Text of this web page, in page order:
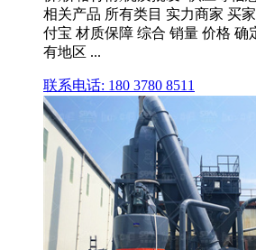
相关产品 所有类目 实力商家 买
付宝 材质保障 综合 销量 价格 确
有地区 ...
联系电话: 180 3780 8511